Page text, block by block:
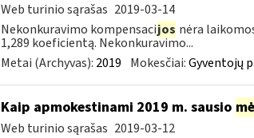
Web turinio sąrašas 2019-03-14
Nekonkuravimo kompensacijos nėra
1,289 koeficientą. Nekonkuravimo...
Metai (Archyvas): 2019 Mokesčiai:Gyventojų
Kaip apmokestinami 2019 m. sausio
Web turinio sąrašas 2019-03-12